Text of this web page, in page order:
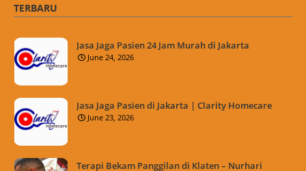
TERBARU
Jasa Jaga Pasien 24 Jam Murah di Jakarta
June 24, 2026
Jasa Jaga Pasien di Jakarta | Clarity Homecare
June 23, 2026
Terapi Bekam Panggilan di Klaten – Nurhari